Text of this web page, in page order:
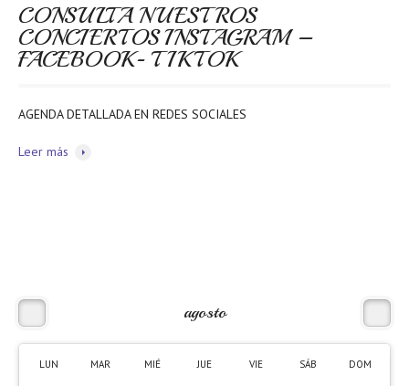
CONSULTA NUESTROS
CONCIERTOS INSTAGRAM –
FACEBOOK- TIKTOK
AGENDA DETALLADA EN REDES SOCIALES
Leer más
agosto
LUN MAR MIÉ JUE VIE SÁB DOM